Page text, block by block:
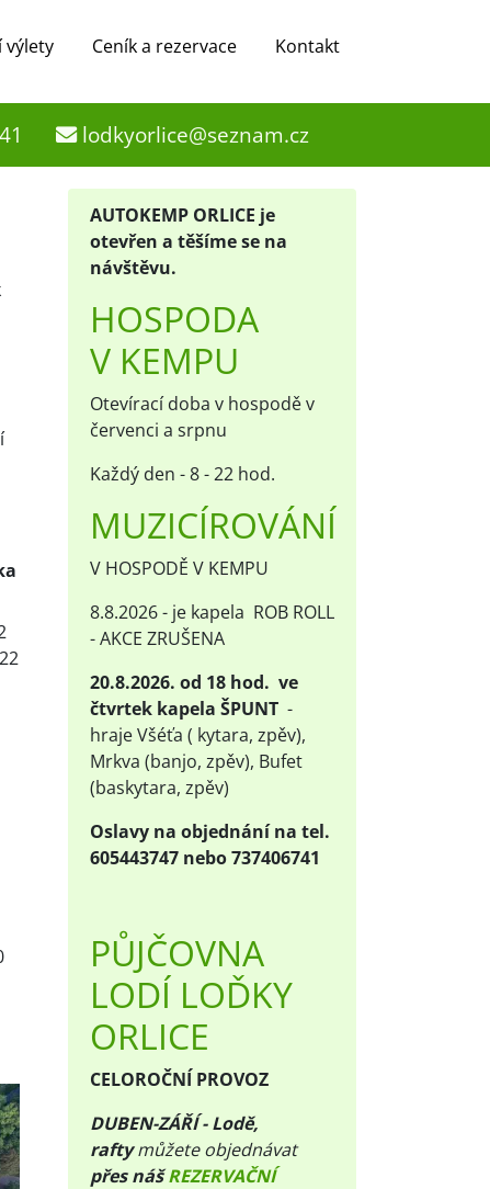
výlety Ceník a rezervace Kontakt
lodkyorlice@seznam.cz
AUTOKEMP ORLICE je
otevřen a těšíme se na
návštěvu.
HOSPODA
V KEMPU
Otevírací doba v hospodě v
červenci a srpnu
Každý den - 8 - 22 hod.
MUZICÍROVÁNÍ
V HOSPODĚ V KEMPU
8.8.2026 - je kapela ROB ROLL
- AKCE ZRUŠENA
20.8.2026. od 18 hod. ve
čtvrtek kapela ŠPUNT -
hraje Všéťa ( kytara, zpěv),
Mrkva (banjo, zpěv), Bufet
(baskytara, zpěv)
Oslavy na objednání na tel.
605443747 nebo 737406741
PŮJČOVNA
LODÍ LOĎKY
ORLICE
CELOROČNÍ PROVOZ
DUBEN-ZÁŘÍ - Lodě,
raftymůžete objednávat
přes nášREZERVAČNÍ